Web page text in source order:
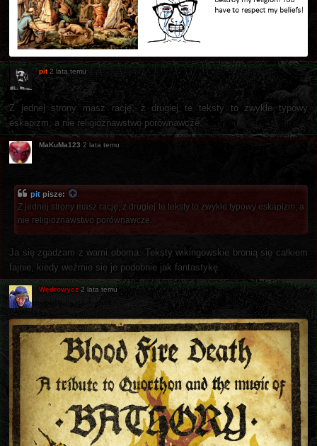
pit 2 lata temu
Z jednej strony masz rację, z drugiej te teksty to zwykłe typowy
eskapizm, a nie religioznawstwo porównawcze.
MaKuMa123 2 lata temu
pit pisze:
Z jednej strony masz rację, z drugiej te teksty to zwykłe typowy eskapizm, a
nie religioznawstwo porównawcze.
Ja się zgadzam z wami oboma. Teksty wikingowskie bronią się całkiem
fajnie, kiedy weźmie się je podobnie jak fantastykę.
Wędrowycz 2 lata temu